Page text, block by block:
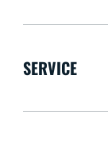
SERVICE